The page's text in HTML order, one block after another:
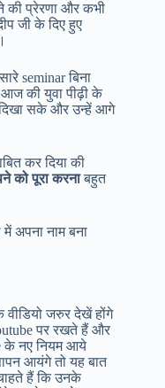
की प्रेरणा और कभी
जी के दिए हुए
seminar बिना
की युवा पीढ़ी के
दिखा सके और उन्हें आगे
कर दिया की
को पूरा करनाबहुत
अपना नाम बना
वीडियो जरुर देखें होंगे
पर रखते हैं और
के नए नियम आये
आयंगे तो यह बात
हैं कि उनके